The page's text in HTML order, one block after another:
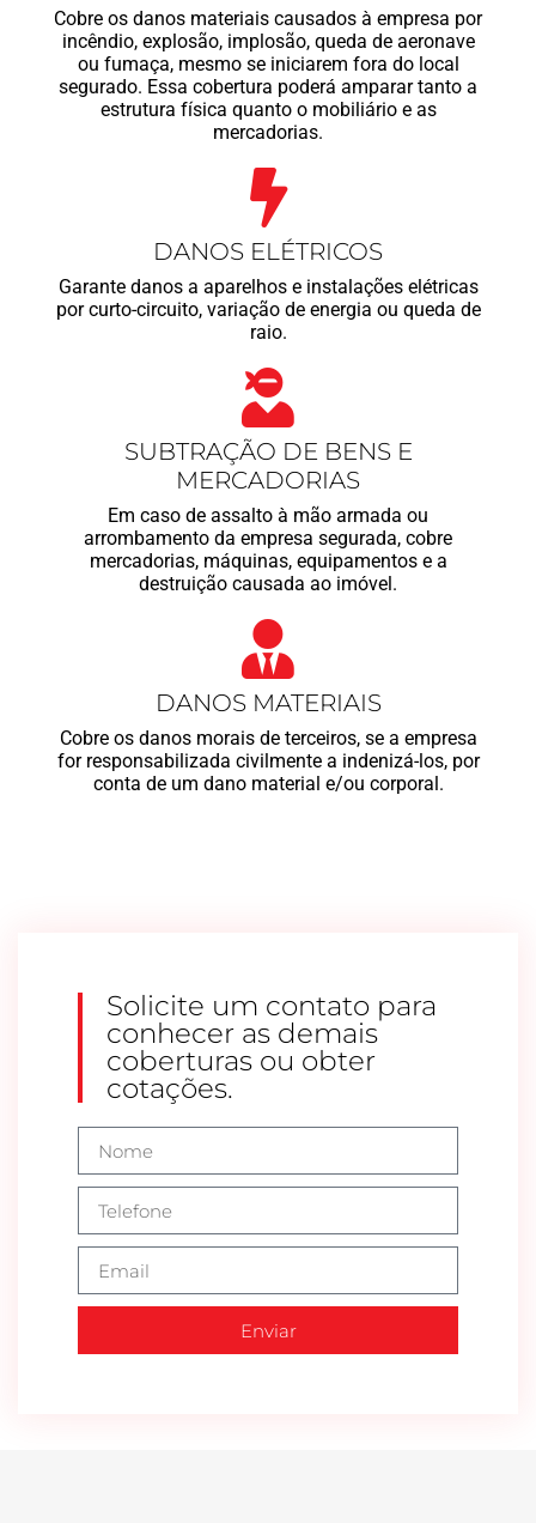
Cobre os danos materiais causados à empresa por
incêndio, explosão, implosão, queda de aeronave
ou fumaça, mesmo se iniciarem fora do local
segurado. Essa cobertura poderá amparar tanto a
estrutura física quanto o mobiliário e as
mercadorias.
DANOS ELÉTRICOS
Garante danos a aparelhos e instalações elétricas
por curto-circuito, variação de energia ou queda de
raio.
SUBTRAÇÃO DE BENS E
MERCADORIAS
Em caso de assalto à mão armada ou
arrombamento da empresa segurada, cobre
mercadorias, máquinas, equipamentos e a
destruição causada ao imóvel.
DANOS MATERIAIS
Cobre os danos morais de terceiros, se a empresa
for responsabilizada civilmente a indenizá-los, por
conta de um dano material e/ou corporal.
Solicite um contato para
conhecer as demais
coberturas ou obter
cotações.
Enviar